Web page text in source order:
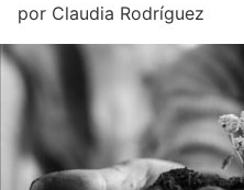
por Claudia Rodríguez